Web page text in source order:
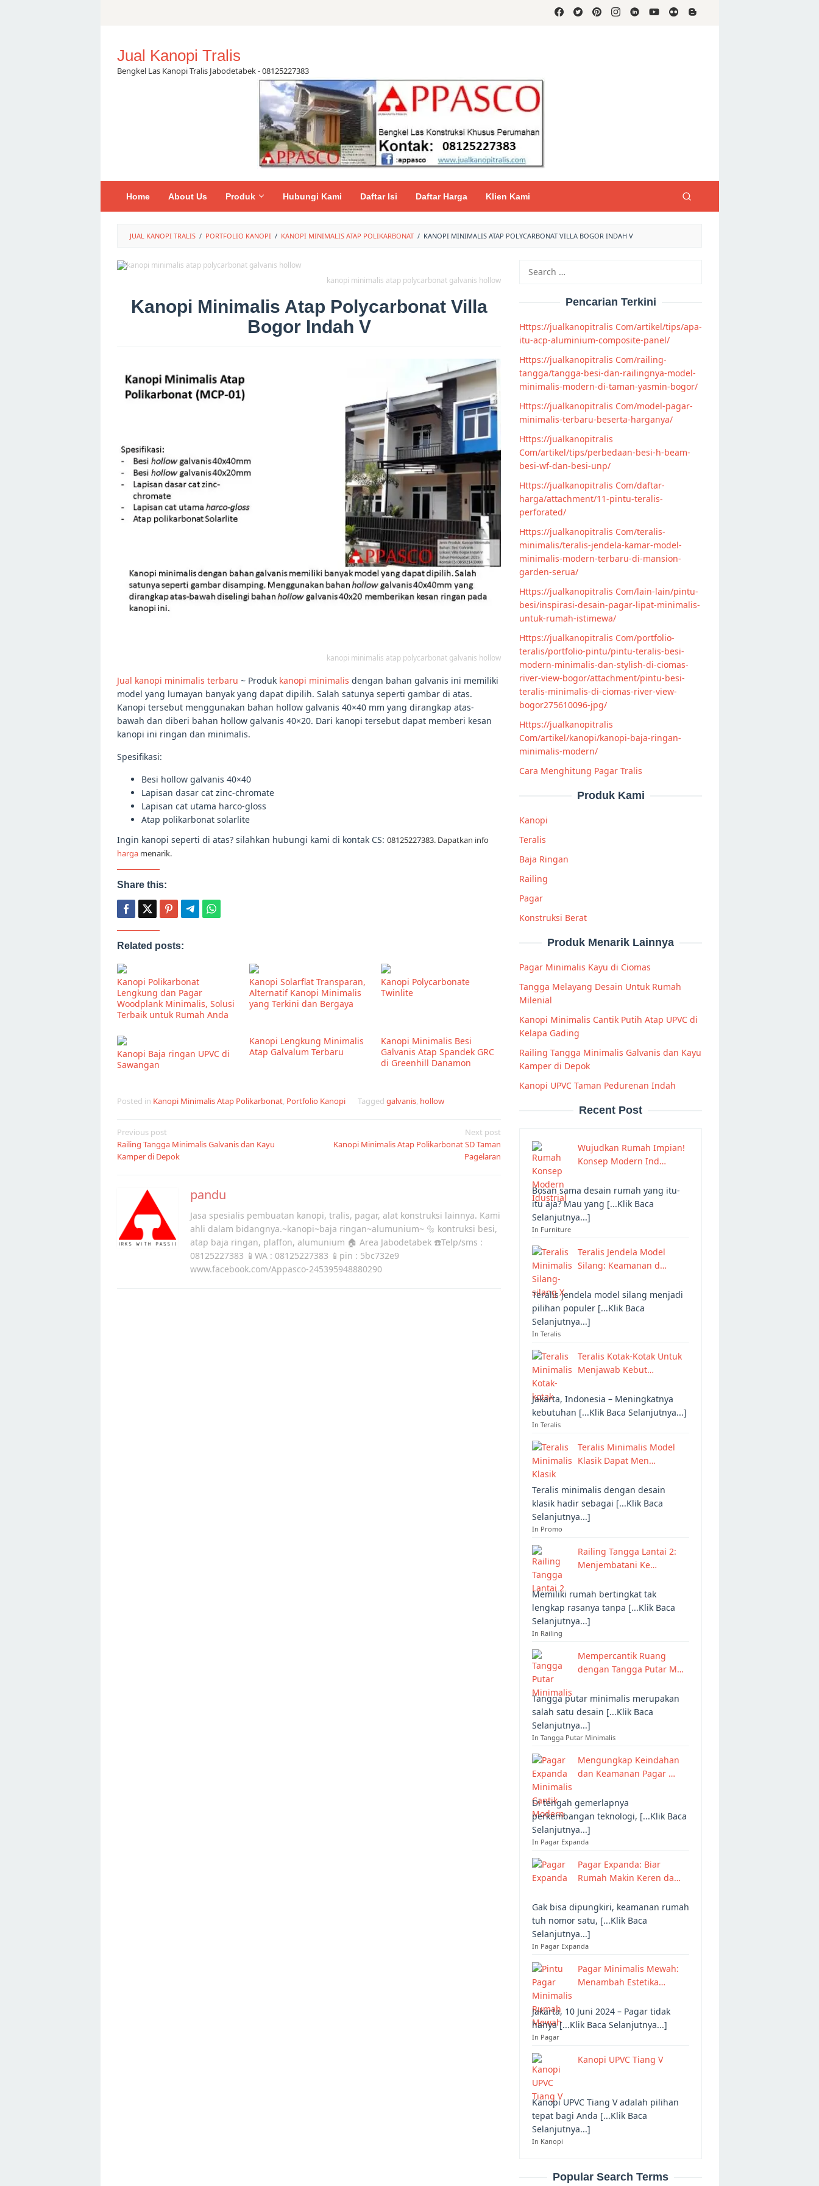
Jual Kanopi Tralis
Bengkel Las Kanopi Tralis Jabodetabek - 08125227383
Home About Us Produk Hubungi Kami Daftar Isi Daftar Harga Klien Kami
JUAL KANOPI TRALIS / PORTFOLIO KANOPI / KANOPI MINIMALIS ATAP POLIKARBONAT / KANOPI MINIMALIS ATAP POLYCARBONAT VILLA BOGOR INDAH V
kanopi minimalis atap polycarbonat galvanis hollow
Kanopi Minimalis Atap Polycarbonat Villa
Bogor Indah V
kanopi minimalis atap polycarbonat galvanis hollow
Jual kanopi minimalis terbaru ~ Produk kanopi minimalis dengan bahan galvanis ini memiliki
model yang lumayan banyak yang dapat dipilih. Salah satunya seperti gambar di atas.
Kanopi tersebut menggunakan bahan hollow galvanis 40×40 mm yang dirangkap atas-
bawah dan diberi bahan hollow galvanis 40×20. Dari kanopi tersebut dapat memberi kesan
kanopi ini ringan dan minimalis.
Spesifikasi:
Besi hollow galvanis 40×40
Lapisan dasar cat zinc-chromate
Lapisan cat utama harco-gloss
Atap polikarbonat solarlite
Ingin kanopi seperti di atas? silahkan hubungi kami di kontak CS: 08125227383. Dapatkan info
harga menarik.
Share this:
Related posts:
Kanopi Polikarbonat
Lengkung dan Pagar
Woodplank Minimalis, Solusi
Terbaik untuk Rumah Anda
Kanopi Solarflat Transparan,
Alternatif Kanopi Minimalis
yang Terkini dan Bergaya
Kanopi Polycarbonate
Twinlite
Kanopi Baja ringan UPVC di
Sawangan
Kanopi Lengkung Minimalis
Atap Galvalum Terbaru
Kanopi Minimalis Besi
Galvanis Atap Spandek GRC
di Greenhill Danamon
Posted in Kanopi Minimalis Atap Polikarbonat, Portfolio Kanopi Tagged galvanis, hollow
Post
navigation
Previous post
Railing Tangga Minimalis Galvanis dan Kayu
Kamper di Depok
Next post
Kanopi Minimalis Atap Polikarbonat SD Taman
Pagelaran
pandu
Jasa spesialis pembuatan kanopi, tralis, pagar, alat konstruksi lainnya. Kami
ahli dalam bidangnya.~kanopi~baja ringan~alumunium~ 🔩 kontruksi besi,
atap baja ringan, plaffon, alumunium 🏠 Area Jabodetabek ☎️Telp/sms :
08125227383 📱WA : 08125227383 📱pin : 5bc732e9
www.facebook.com/Appasco-245395948880290
for:
Pencarian Terkini
Https://jualkanopitralis Com/artikel/tips/apa-
itu-acp-aluminium-composite-panel/
Https://jualkanopitralis Com/railing-
tangga/tangga-besi-dan-railingnya-model-
minimalis-modern-di-taman-yasmin-bogor/
Https://jualkanopitralis Com/model-pagar-
minimalis-terbaru-beserta-harganya/
Https://jualkanopitralis
Com/artikel/tips/perbedaan-besi-h-beam-
besi-wf-dan-besi-unp/
Https://jualkanopitralis Com/daftar-
harga/attachment/11-pintu-teralis-
perforated/
Https://jualkanopitralis Com/teralis-
minimalis/teralis-jendela-kamar-model-
minimalis-modern-terbaru-di-mansion-
garden-serua/
Https://jualkanopitralis Com/lain-lain/pintu-
besi/inspirasi-desain-pagar-lipat-minimalis-
untuk-rumah-istimewa/
Https://jualkanopitralis Com/portfolio-
teralis/portfolio-pintu/pintu-teralis-besi-
modern-minimalis-dan-stylish-di-ciomas-
river-view-bogor/attachment/pintu-besi-
teralis-minimalis-di-ciomas-river-view-
bogor275610096-jpg/
Https://jualkanopitralis
Com/artikel/kanopi/kanopi-baja-ringan-
minimalis-modern/
Cara Menghitung Pagar Tralis
Produk Kami
Kanopi
Teralis
Baja Ringan
Railing
Pagar
Konstruksi Berat
Produk Menarik Lainnya
Pagar Minimalis Kayu di Ciomas
Tangga Melayang Desain Untuk Rumah
Milenial
Kanopi Minimalis Cantik Putih Atap UPVC di
Kelapa Gading
Railing Tangga Minimalis Galvanis dan Kayu
Kamper di Depok
Kanopi UPVC Taman Pedurenan Indah
Recent Post
Wujudkan Rumah Impian!
Konsep Modern Ind…
Bosan sama desain rumah yang itu-
itu aja? Mau yang [...Klik Baca
Selanjutnya...]
In Furniture
Teralis Jendela Model
Silang: Keamanan d…
Teralis jendela model silang menjadi
pilihan populer [...Klik Baca
Selanjutnya...]
In Teralis
Teralis Kotak-Kotak Untuk
Menjawab Kebut…
Jakarta, Indonesia – Meningkatnya
kebutuhan [...Klik Baca Selanjutnya...]
In Teralis
Teralis Minimalis Model
Klasik Dapat Men…
Teralis minimalis dengan desain
klasik hadir sebagai [...Klik Baca
Selanjutnya...]
In Promo
Railing Tangga Lantai 2:
Menjembatani Ke…
Memiliki rumah bertingkat tak
lengkap rasanya tanpa [...Klik Baca
Selanjutnya...]
In Railing
Mempercantik Ruang
dengan Tangga Putar M…
Tangga putar minimalis merupakan
salah satu desain [...Klik Baca
Selanjutnya...]
In Tangga Putar Minimalis
Mengungkap Keindahan
dan Keamanan Pagar …
Di tengah gemerlapnya
perkembangan teknologi, [...Klik Baca
Selanjutnya...]
In Pagar Expanda
Pagar Expanda: Biar
Rumah Makin Keren da…
Gak bisa dipungkiri, keamanan rumah
tuh nomor satu, [...Klik Baca
Selanjutnya...]
In Pagar Expanda
Pagar Minimalis Mewah:
Menambah Estetika…
Jakarta, 10 Juni 2024 – Pagar tidak
hanya [...Klik Baca Selanjutnya...]
In Pagar
Kanopi UPVC Tiang V
Kanopi UPVC Tiang V adalah pilihan
tepat bagi Anda [...Klik Baca
Selanjutnya...]
In Kanopi
Popular Search Terms